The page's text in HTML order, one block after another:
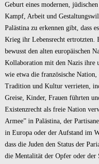
Geburt eines modernen,
Kampf, Arbeit und
Palästina zu erkennen gibt, dass
Krieg ihr Lebensrecht ertrotzten.
bewusst den alten europäischen
Kollaboration mit den Nazis ihre
wie etwa die französische
Tradition und Kultur verrieten,
Greise, Kinder, Frauen führten
Existenzrecht als freie Nation
Armee” in Palästina, der
in Europa oder der Aufstand im
dass die Juden den Status der
die Mentalität der Opfer oder der